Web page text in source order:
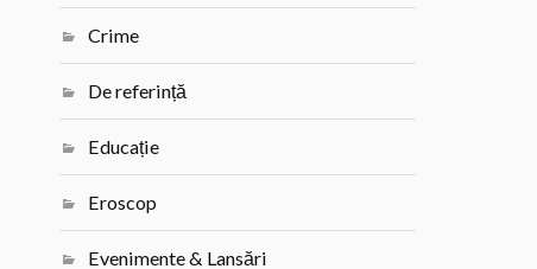
Crime
De referință
Educație
Eroscop
Evenimente & Lansări